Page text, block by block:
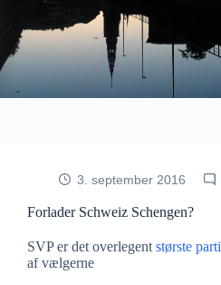
3. september 2016
Forlader Schweiz Schengen?
SVP er det overlegent største parti
af vælgerne